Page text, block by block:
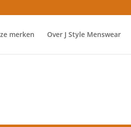
merken Over J Style Menswear